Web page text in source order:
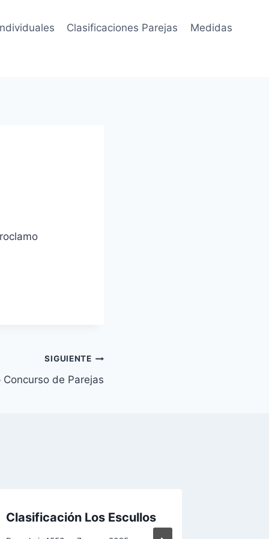
Clasificaciones Parejas Medidas
SIGUIENTE
Concurso de Parejas
Clasificación Los Escullos